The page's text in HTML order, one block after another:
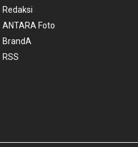
Redaksi
ANTARA Foto
BrandA
RSS